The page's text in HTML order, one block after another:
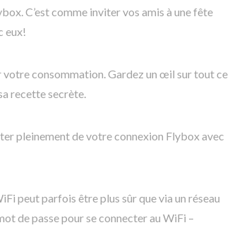
C’est comme inviter vos amis à une fête
eux!
consommation. Gardez un œil sur tout ce
recette secrète.
pleinement de votre connexion Flybox avec
peut parfois être plus sûr que via un réseau
de passe pour se connecter au WiFi –